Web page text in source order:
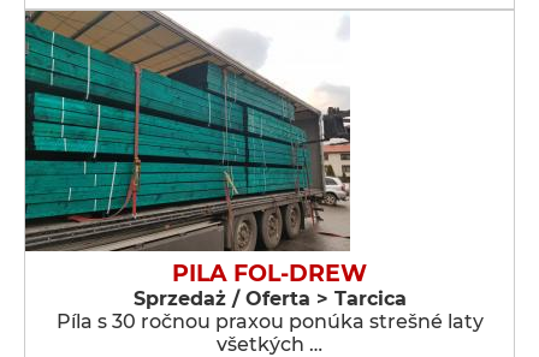
PILA FOL-DREW
Sprzedaż / Oferta > Tarcica
Píla s 30 ročnou praxou ponúka strešné laty
všetkých …